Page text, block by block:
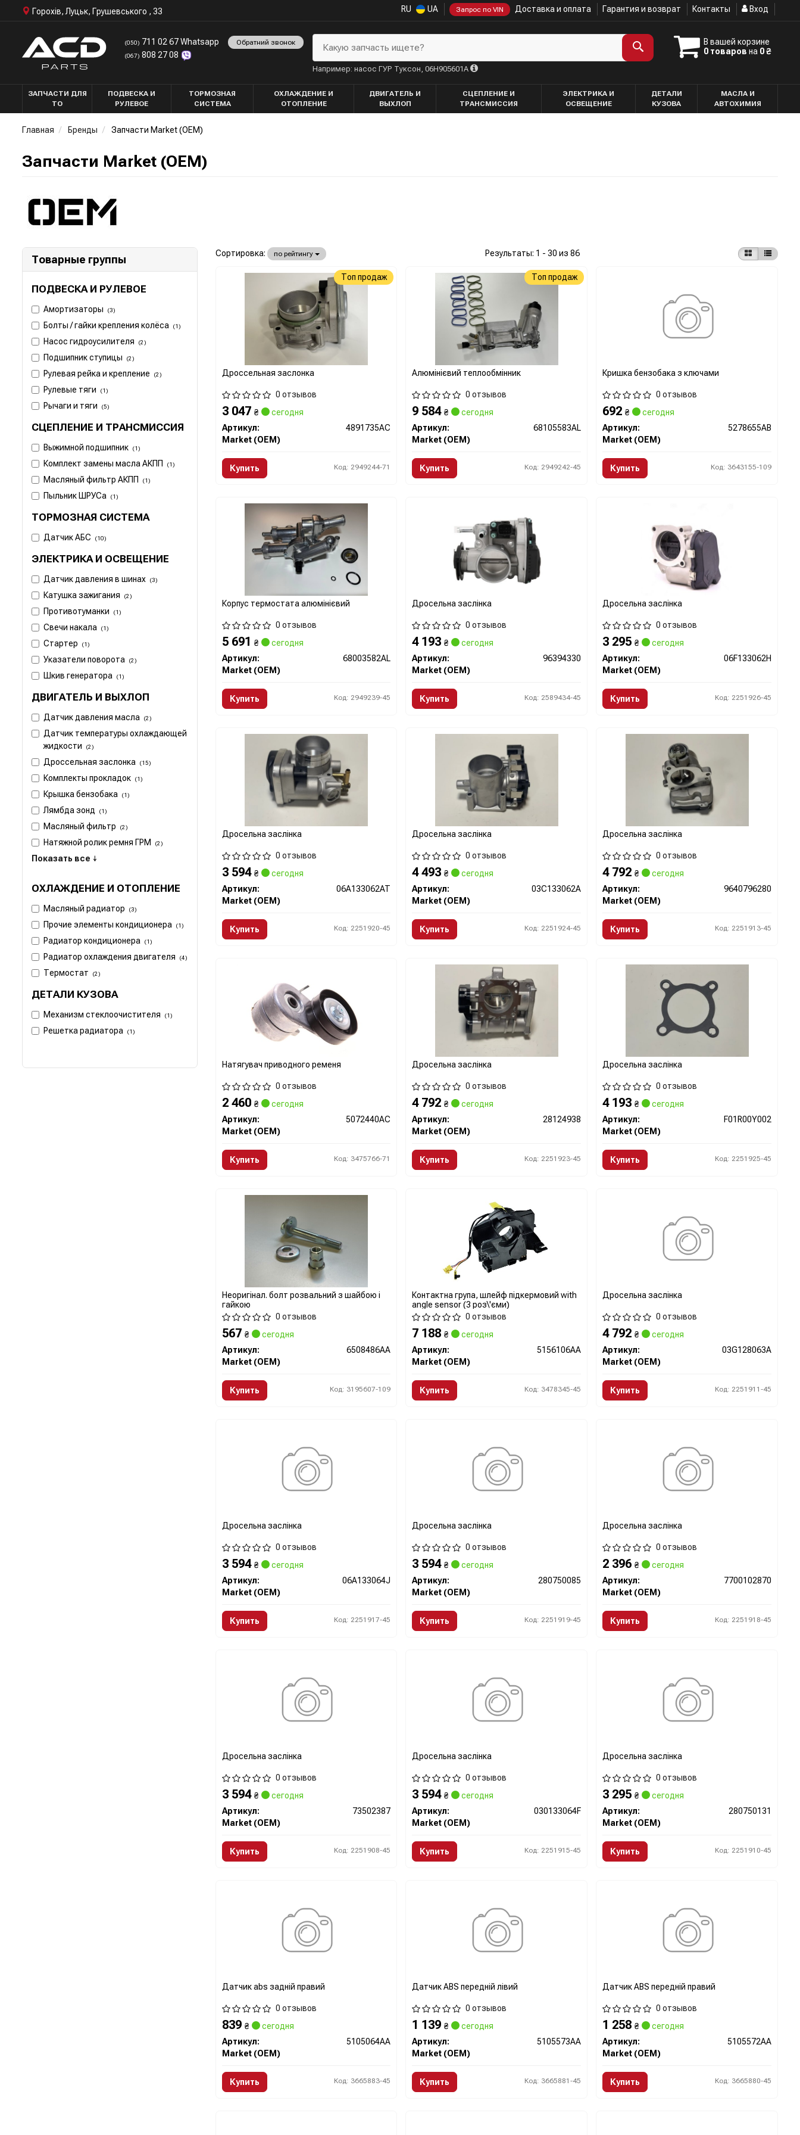
Горохів, Луцьк, Грушевського , 33 RU UA Запрос по VIN Доставка и оплата Гарантия и возврат Контакты Вход
(050) 711 02 67 Whatsapp
(067) 808 27 08
Обратний звонок
В вашей корзине
0 товаров на 0 ₴
Какую запчасть ищете?
Например: насос ГУР Туксон, 06H905601A
ЗАПЧАСТИ ДЛЯ
ТО
ПОДВЕСКА И
РУЛЕВОЕ
ТОРМОЗНАЯ
СИСТЕМА
ОХЛАЖДЕНИЕ И
ОТОПЛЕНИЕ
ДВИГАТЕЛЬ И
ВЫХЛОП
СЦЕПЛЕНИЕ И
ТРАНСМИССИЯ
ЭЛЕКТРИКА И
ОСВЕЩЕНИЕ
ДЕТАЛИ
КУЗОВА
МАСЛА И
АВТОХИМИЯ
Главная Бренды Запчасти Market (OEM)
Запчасти Market (OEM)
Товарные группы
ПОДВЕСКА И РУЛЕВОЕ
Амортизаторы (3)
Болты / гайки крепления колёса (1)
Насос гидроусилителя (2)
Подшипник ступицы (2)
Рулевая рейка и крепление (2)
Рулевые тяги (1)
Рычаги и тяги (5)
СЦЕПЛЕНИЕ И ТРАНСМИССИЯ
Выжимной подшипник (1)
Комплект замены масла АКПП (1)
Масляный фильтр АКПП (1)
Пыльник ШРУСа (1)
ТОРМОЗНАЯ СИСТЕМА
Датчик АБС (10)
ЭЛЕКТРИКА И ОСВЕЩЕНИЕ
Датчик давления в шинах (3)
Катушка зажигания (2)
Противотуманки (1)
Свечи накала (1)
Стартер (1)
Указатели поворота (2)
Шкив генератора (1)
ДВИГАТЕЛЬ И ВЫХЛОП
Датчик давления масла (2)
Датчик температуры охлаждающей
жидкости
(2)
Дроссельная заслонка (15)
Комплекты прокладок (1)
Крышка бензобака (1)
Лямбда зонд (1)
Масляный фильтр (2)
Натяжной ролик ремня ГРМ (2)
Показать все ↓
ОХЛАЖДЕНИЕ И ОТОПЛЕНИЕ
Масляный радиатор (3)
Прочие элементы кондиционера (1)
Радиатор кондиционера (1)
Радиатор охлаждения двигателя (4)
Термостат (2)
ДЕТАЛИ КУЗОВА
Механизм стеклоочистителя (1)
Решетка радиатора (1)
Сортировка: по рейтингу Результаты: 1 - 30 из 86
Дроссельная заслонка
0 отзывов
3 047 ₴
сегодня
Артикул:
4891735AC
Market (OEM)
Купить Код: 2949244-71
Топ продаж
Алюмінієвий теплообмінник
0 отзывов
9 584₴
сегодня
Артикул:
68105583AL
Market (OEM)
Купить Код: 2949242-45
Топ продаж
Кришка бензобака з ключами
0 отзывов
692₴
сегодня
Артикул:
5278655AB
Market (OEM)
Купить Код: 3643155-109
Корпус термостата алюмінієвий
0 отзывов
5 691 ₴
сегодня
Артикул:
68003582AL
Market (OEM)
Купить Код: 2949239-45
Дросельна заслінка
0 отзывов
4 193₴
сегодня
Артикул:
96394330
Market (OEM)
Купить Код: 2589434-45
Дросельна заслінка
0 отзывов
3 295₴
сегодня
Артикул:
06F133062H
Market (OEM)
Купить Код: 2251926-45
Дросельна заслінка
0 отзывов
3 594 ₴
сегодня
Артикул:
06A133062AT
Market (OEM)
Купить Код: 2251920-45
Дросельна заслінка
0 отзывов
4 493₴
сегодня
Артикул:
03C133062A
Market (OEM)
Купить Код: 2251924-45
Дросельна заслінка
0 отзывов
4 792₴
сегодня
Артикул:
9640796280
Market (OEM)
Купить Код: 2251913-45
Натягувач приводного ременя
0 отзывов
2 460 ₴
сегодня
Артикул:
5072440AC
Market (OEM)
Купить Код: 3475766-71
Дросельна заслінка
0 отзывов
4 792₴
сегодня
Артикул:
28124938
Market (OEM)
Купить Код: 2251923-45
Дросельна заслінка
0 отзывов
4 193₴
сегодня
Артикул:
F01R00Y002
Market (OEM)
Купить Код: 2251925-45
Неоригінал. болт розвальний з шайбою і
гайкою
0 отзывов
567 ₴
сегодня
Артикул:
6508486AA
Market (OEM)
Купить Код: 3195607-109
Контактна група, шлейф підкермовий with
angle sensor (3 роз\'єми)
0 отзывов
7 188₴
сегодня
Артикул:
5156106AA
Market (OEM)
Купить Код: 3478345-45
Дросельна заслінка
0 отзывов
4 792₴
сегодня
Артикул:
03G128063A
Market (OEM)
Купить Код: 2251911-45
Дросельна заслінка
0 отзывов
3 594 ₴
сегодня
Артикул:
06A133064J
Market (OEM)
Купить Код: 2251917-45
Дросельна заслінка
0 отзывов
3 594₴
сегодня
Артикул:
280750085
Market (OEM)
Купить Код: 2251919-45
Дросельна заслінка
0 отзывов
2 396₴
сегодня
Артикул:
7700102870
Market (OEM)
Купить Код: 2251918-45
Дросельна заслінка
0 отзывов
3 594 ₴
сегодня
Артикул:
73502387
Market (OEM)
Купить Код: 2251908-45
Дросельна заслінка
0 отзывов
3 594₴
сегодня
Артикул:
030133064F
Market (OEM)
Купить Код: 2251915-45
Дросельна заслінка
0 отзывов
3 295₴
сегодня
Артикул:
280750131
Market (OEM)
Купить Код: 2251910-45
Датчик abs задній правий
0 отзывов
839 ₴
сегодня
Артикул:
5105064AA
Market (OEM)
Купить Код: 3665883-45
Датчик ABS передній лівий
0 отзывов
1 139₴
сегодня
Артикул:
5105573AA
Market (OEM)
Купить Код: 3665881-45
Датчик ABS передній правий
0 отзывов
1 258₴
сегодня
Артикул:
5105572AA
Market (OEM)
Купить Код: 3665880-45